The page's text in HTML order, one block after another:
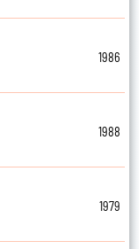
1986
1988
1979